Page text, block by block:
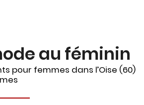
au féminin
pour femmes dans l’Oise (60)